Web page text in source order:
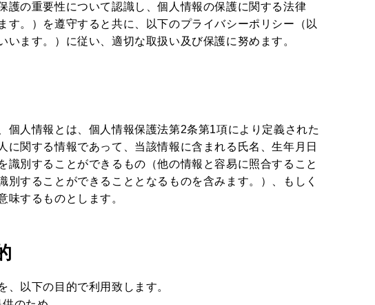
護の重要性について認識し、個人情報の保護に関する法律
す。）を遵守すると共に、以下のプライバシーポリシー（以
います。）に従い、適切な取扱い及び保護に努めます。
個人情報とは、個人情報保護法第2条第1項により定義された
に関する情報であって、当該情報に含まれる氏名、生年月日
識別することができるもの（他の情報と容易に照合すること
別することができることとなるものを含みます。）、もしく
味するものとします。
、以下の目的で利用致します。